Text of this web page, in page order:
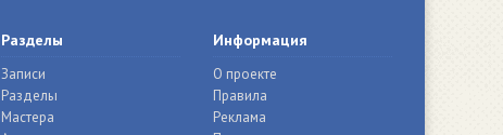
Разделы
Записи
Разделы
Мастера
Информация
О проекте
Правила
Реклама